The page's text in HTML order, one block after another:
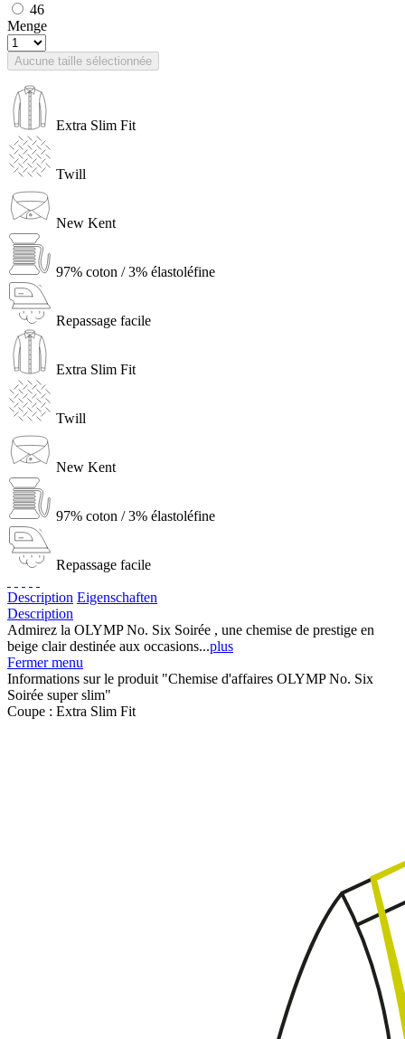
46
Menge
Aucune taille sélectionnée
Extra Slim Fit
Twill
New Kent
97% coton / 3% élastoléfine
Repassage facile
Extra Slim Fit
Twill
New Kent
97% coton / 3% élastoléfine
Repassage facile
Description Eigenschaften
Description
Admirez la OLYMP No. Six Soirée , une chemise de prestige en
beige clair destinée aux occasions...plus
Fermer menu
Informations sur le produit "Chemise d'affaires OLYMP No. Six
Soirée super slim"
Coupe : Extra Slim Fit